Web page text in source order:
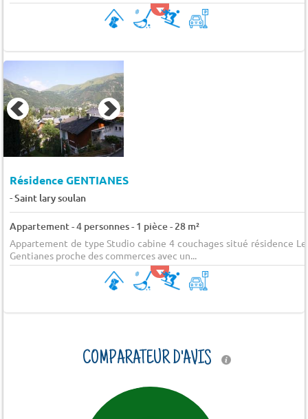
Résidence GENTIANES
-Saint lary soulan
Appartement - 4 personnes - 1 pièce - 28 m²
Appartement de type Studio cabine 4 couchages situé résidence
Gentianes proche des commerces avec un...
COMPARATEUR D'AVIS